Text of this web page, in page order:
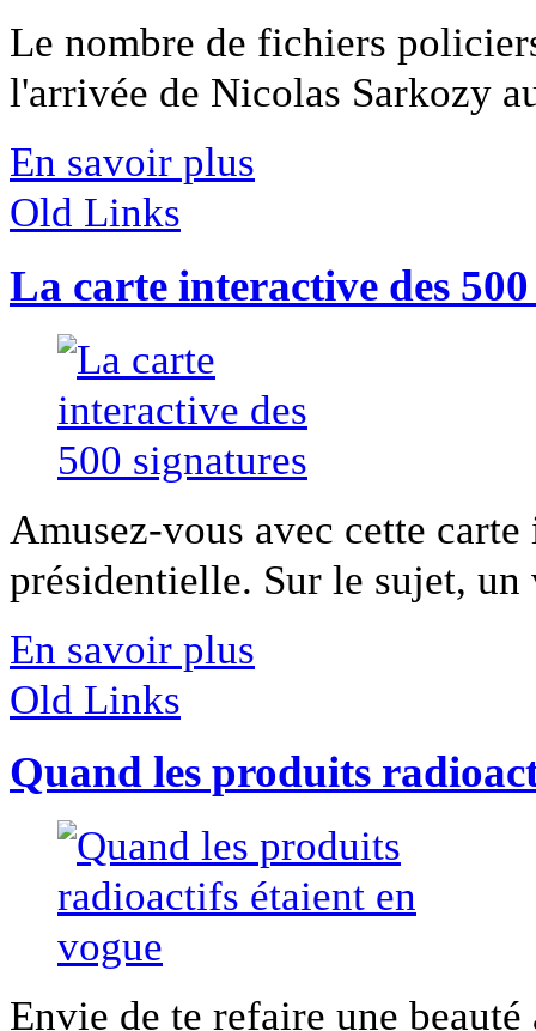
Le nombre de fichiers
l'arrivée de Nicolas Sarkozy
En savoir plus
Old Links
La carte interactive des
Amusez-vous avec cette
présidentielle. Sur le sujet,
En savoir plus
Old Links
Quand les produits
Envie de te refaire une